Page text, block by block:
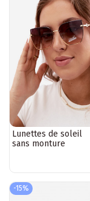
Lunettes de soleil
sans monture
-15%